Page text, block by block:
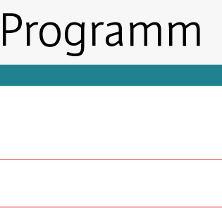
Programm